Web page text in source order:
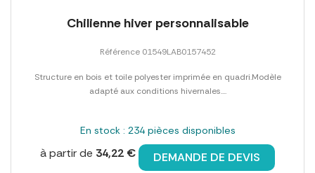
Chilienne hiver personnalisable
Référence 01549LAB0157452
Structure en bois et toile polyester imprimée en quadri.Modèle
adapté aux conditions hivernales....
En stock : 234 pièces disponibles
à partir de 34,22 € DEMANDE DE DEVIS